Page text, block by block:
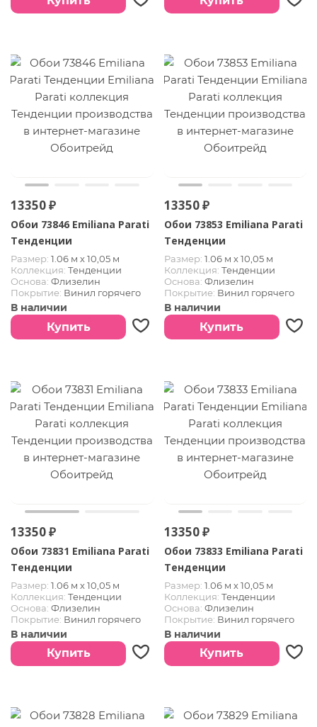
13350 ₽
Обои 73846 Emiliana Parati
Тенденции
Размер: 1.06 м х 10,05 м
Коллекция: Тенденции
Основа: Флизелин
Покрытие: Винил горячего
тиснения
В наличии
Купить
13350 ₽
Обои 73853 Emiliana Parati
Тенденции
Размер: 1.06 м х 10,05 м
Коллекция: Тенденции
Основа: Флизелин
Покрытие: Винил горячего
тиснения
В наличии
Купить
13350 ₽
Обои 73831 Emiliana Parati
Тенденции
Размер: 1.06 м х 10,05 м
Коллекция: Тенденции
Основа: Флизелин
Покрытие: Винил горячего
тиснения
В наличии
Купить
13350 ₽
Обои 73833 Emiliana Parati
Тенденции
Размер: 1.06 м х 10,05 м
Коллекция: Тенденции
Основа: Флизелин
Покрытие: Винил горячего
тиснения
В наличии
Купить